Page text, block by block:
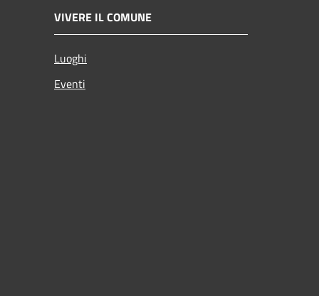
VIVERE IL COMUNE
Luoghi
Eventi